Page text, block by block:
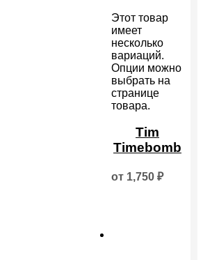
Этот товар
имеет
несколько
вариаций.
Опции можно
выбрать на
странице
товара.
Tim
Timebomb
от 1,750 ₽